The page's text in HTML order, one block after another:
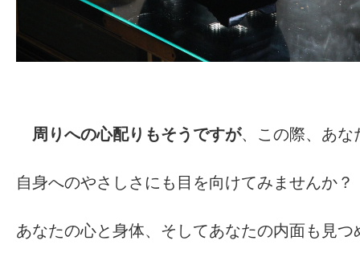
周りへの心配りもそうですが、この際、あな
自身へのやさしさにも目を向けてみませんか
あなたの心と身体、そしてあなたの内面も見つ